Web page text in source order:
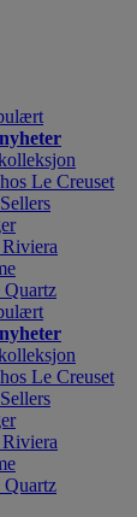
Le Creuset
Quartz
Le Creuset
Quartz